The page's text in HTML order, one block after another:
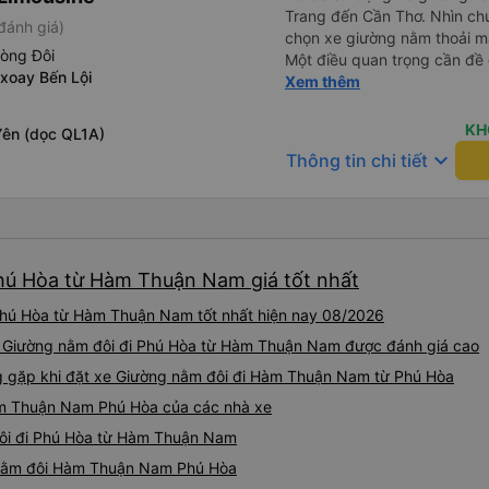
giá)
Đôi
Bến Lội
(dọc QL1A)
Trang đến Cần Thơ. Nhìn
chọn xe giường nằm thoải
Một điều quan trọng cần đề
xe, điều này có thể gây khó
chuyến đi vẫn khá thoải
(hôm qua) rất tốt. Mặc dù
nhưng công ty đã thông
khoảng 4:00 sáng và 9:00
cấp bàn chải đánh răng, đó
nghỉ đêm nào cho đến
chịu. Có vẻ như lịch trình
tương lai. Nhìn chung, tôi
Xem thêm
Thông tin chi tiết keyboard_arrow_down
Hòa từ Hàm Thuận Nam giá tốt nhất
Hòa từ Hàm Thuận Nam tốt nhất hiện nay 08/2026
nằm đôi đi Phú Hòa từ Hàm Thuận Nam được đánh giá cao
khi đặt xe Giường nằm đôi đi Hàm Thuận Nam từ Phú Hòa
Thuận Nam Phú Hòa của các nhà xe
đi Phú Hòa từ Hàm Thuận Nam
đôi Hàm Thuận Nam Phú Hòa